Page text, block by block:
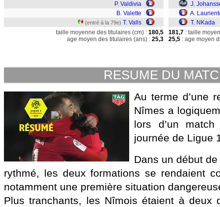
P. Valdivia
B. Valette
(entré à la 79e) T. Valls
J.
A.
T. NKada
taille moyenne des titulaires (cm) : 180,5
age moyen des titulaires (ans) : 25,3
181,7 : taille
25,5 : age moyen
RESUME DU
Au terme d’une
Nîmes a
lors d’un
journée de Ligue
Dans un début
rythmé, les deux formations se rendaient
notamment une première situation
Plus tranchants, les Nîmois étaient à deux